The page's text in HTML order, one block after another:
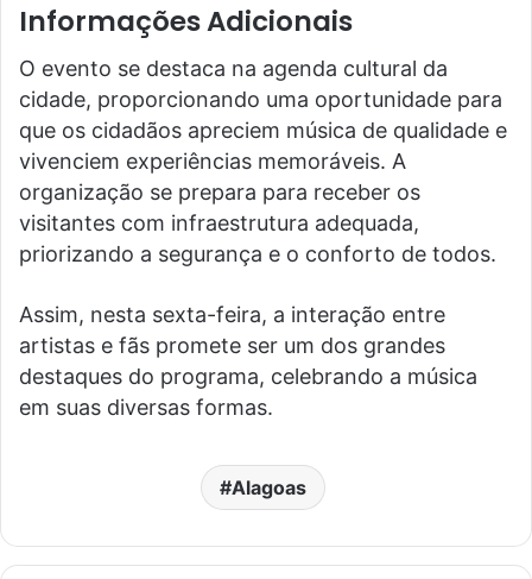
Informações Adicionais
O evento se destaca na agenda cultural da
cidade, proporcionando uma oportunidade para
que os cidadãos apreciem música de qualidade e
vivenciem experiências memoráveis. A
organização se prepara para receber os
visitantes com infraestrutura adequada,
priorizando a segurança e o conforto de todos.
Assim, nesta sexta-feira, a interação entre
artistas e fãs promete ser um dos grandes
destaques do programa, celebrando a música
em suas diversas formas.
Alagoas